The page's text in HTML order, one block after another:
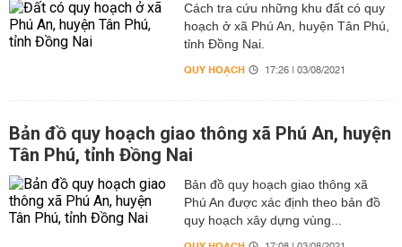
Cách tra cứu những khu đất có quy
hoạch ở xã Phú An, huyện Tân Phú,
tỉnh Đồng Nai.
QUY HOẠCH 17:26 | 03/08/2021
Bản đồ quy hoạch giao thông xã Phú An, huyện
Tân Phú, tỉnh Đồng Nai
Bản đồ quy hoạch giao thông xã
Phú An được xác định theo bản đồ
quy hoạch xây dựng vùng...